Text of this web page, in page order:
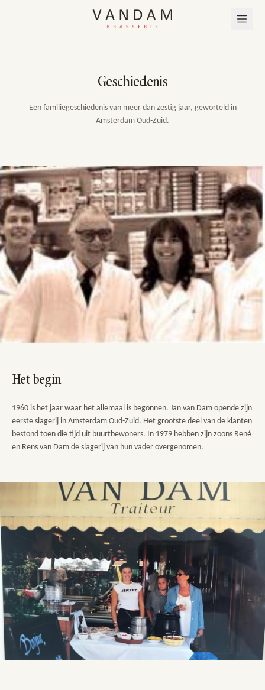
Geschiedenis
Een familiegeschiedenis van meer dan zestig jaar, geworteld in
Amsterdam Oud-Zuid.
Het begin
1960 is het jaar waar het allemaal is begonnen. Jan van Dam opende zijn
eerste slagerij in Amsterdam Oud-Zuid. Het grootste deel van de klanten
bestond toen die tijd uit buurtbewoners. In 1979 hebben zijn zoons René
en Rens van Dam de slagerij van hun vader overgenomen.